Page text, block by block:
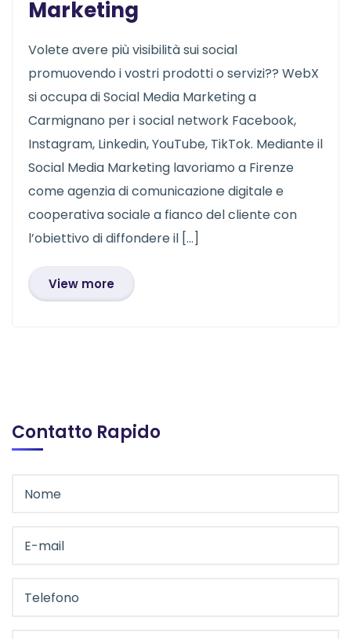
Marketing
Volete avere più visibilità sui social
promuovendo i vostri prodotti o servizi?? WebX
si occupa di Social Media Marketing a
Carmignano per i social network Facebook,
Instagram, Linkedin, YouTube, TikTok. Mediante il
Social Media Marketing lavoriamo a Firenze
come agenzia di comunicazione digitale e
cooperativa sociale a fianco del cliente con
l’obiettivo di diffondere il […]
View more
Contatto Rapido